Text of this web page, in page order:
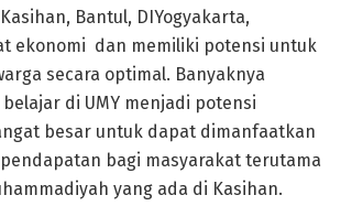
Bantul, DIYogyakarta,
ekonomi dan memiliki potensi untuk
secara optimal. Banyaknya
di UMY menjadi potensi
besar untuk dapat dimanfaatkan
bagi masyarakat terutama
yang ada di Kasihan.